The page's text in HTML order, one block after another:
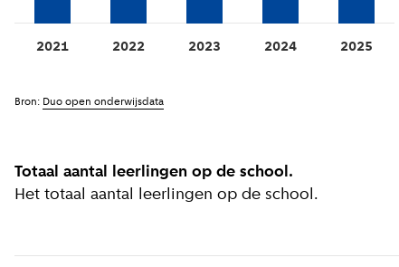
Totaal aantal leerlingen op de school.
Het totaal aantal leerlingen op de school.
2021 2022 2023 2024 2025
Bron: Duo open onderwijsdata